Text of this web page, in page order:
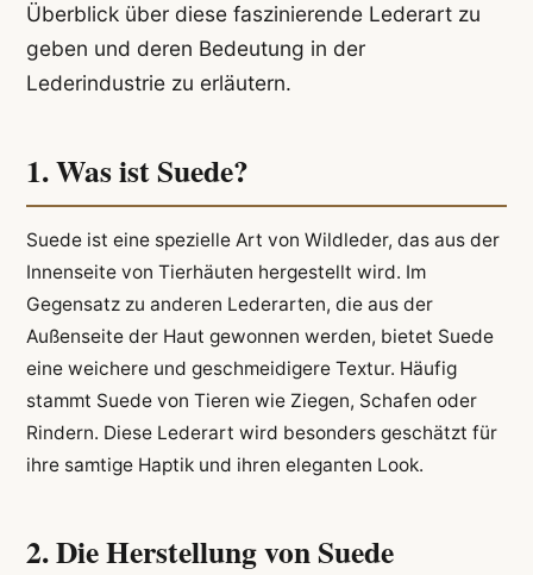
Überblick über diese faszinierende Lederart zu
geben und deren Bedeutung in der
Lederindustrie zu erläutern.
1. Was ist Suede?
Suede ist eine spezielle Art von Wildleder, das aus der
Innenseite von Tierhäuten hergestellt wird. Im
Gegensatz zu anderen Lederarten, die aus der
Außenseite der Haut gewonnen werden, bietet Suede
eine weichere und geschmeidigere Textur. Häufig
stammt Suede von Tieren wie Ziegen, Schafen oder
Rindern. Diese Lederart wird besonders geschätzt für
ihre samtige Haptik und ihren eleganten Look.
2. Die Herstellung von Suede